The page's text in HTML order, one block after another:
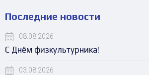
Последние новости
08.08.2026
С Днём физкультурника!
03.08.2026